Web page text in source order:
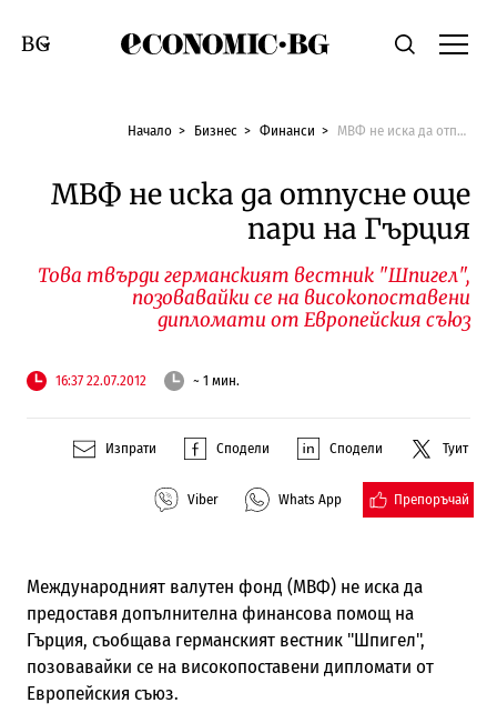
Economic.bgТърсене
Смяна на език
Начало Бизнес Финанси МВФ не иска да отпусне още пари на Гърция
МВФ не иска да отпусне още
пари на Гърция
Това твърди германският вестник "Шпигел",
позовавайки се на високопоставени
дипломати от Европейския съюз
16:37 22.07.2012 ~ 1 мин.
Изпрати Сподели Сподели Туит
Viber Whats App Препоръчай
Международният валутен фонд (МВФ) не иска да
предоставя допълнителна финансова помощ на
Гърция, съобщава германският вестник "Шпигел",
позовавайки се на високопоставени дипломати от
Европейския съюз.